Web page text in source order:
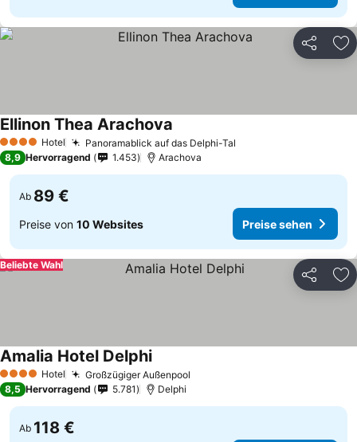
Teilen
4 Sterne Hotel Panoramablick auf das Delphi-Tal
Ellinon Thea Arachova
8,9 Hervorragend 1.453 Arachova
Ab 89 €
Preise von 10 Websites Preise sehen
Teilen
Beliebte Wahl
4 Sterne Hotel Großzügiger Außenpool
Amalia Hotel Delphi
8,5 Hervorragend 5.781 Delphi
Ab 118 €